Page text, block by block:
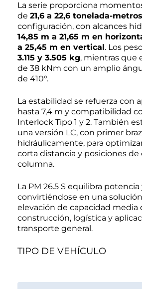
La serie proporciona
de 21,6 a 22,6 tonelada-metros
configuración, con alcances
14,85 m a 21,65 m en
a 25,45 m en vertical. Los
3.115 y 3.505 kg, mientras que
de 38 kNm con un amplio
de 410°.
La estabilidad se refuerza con
hasta 7,4 m y compatibilidad
Interlock Tipo 1 y 2. También
una versión LC, con primer
hidráulicamente, para
corta distancia y posiciones de
columna.
La PM 26.5 S equilibra
convirtiéndose en una
elevación de capacidad media
construcción, logística y
transporte general.
TIPO DE VEHÍCULO